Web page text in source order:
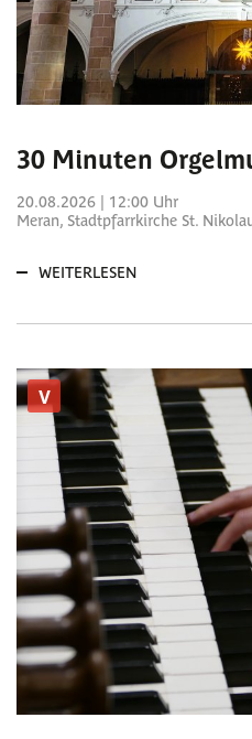
30 Minuten
20.08.2026 | 12:00 Uhr
Meran, Stadtpfarrkirche St.
WEITERLESEN
V